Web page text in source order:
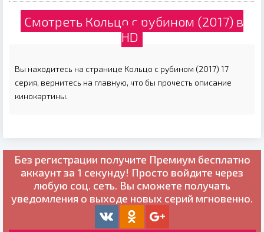
Смотреть Кольцо с рубином (2017) в
HD
Вы находитесь на странице Кольцо с рубином (2017) 17
серия, вернитесь на главную, что бы прочесть описание
кинокартины.
Без регистрации получите Премиум бесплатно
аккаунт за 1 секунду! Просто войдите через
любую соц. сеть. Вы сможете получать
уведомления о выходе новых серий мгновенно.